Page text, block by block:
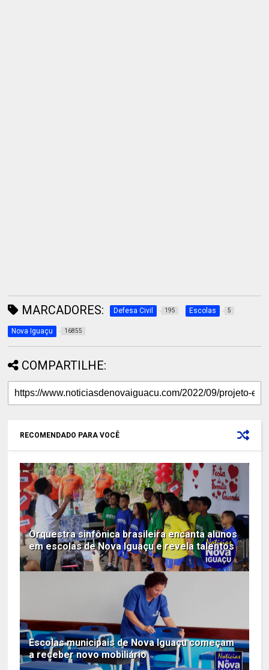
MARCADORES: Defesa Civil 195 Escolas 5
Nova Iguaçu 16855
COMPARTILHE:
RECOMENDADO PARA VOCÊ
Orquestra sinfônica brasileira encanta alunos
em escolas de Nova Iguaçu e revela talentos
Escolas municipais de Nova Iguaçu começam
a receber novo mobiliário